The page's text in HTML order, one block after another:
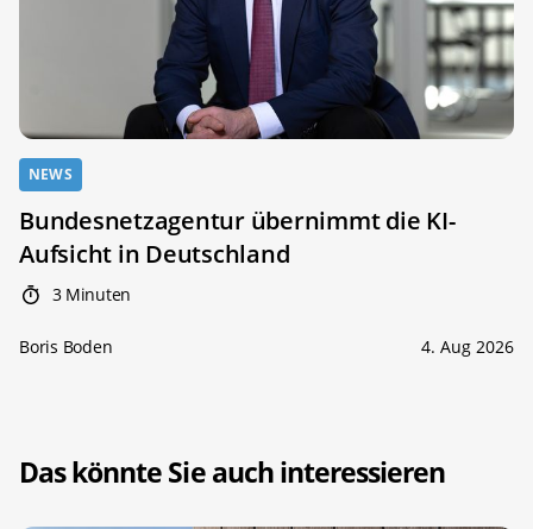
NEWS
Bundesnetzagentur übernimmt die KI-
Aufsicht in Deutschland
3 Minuten
Boris Boden 4. Aug 2026
Das könnte Sie auch interessieren